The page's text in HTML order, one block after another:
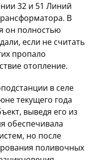
32 и 51 Линий
В
он полностью
если не считать
пропало
отопление.
в селе
текущего года
выведя его из
обеспечивала
но после
поливочных